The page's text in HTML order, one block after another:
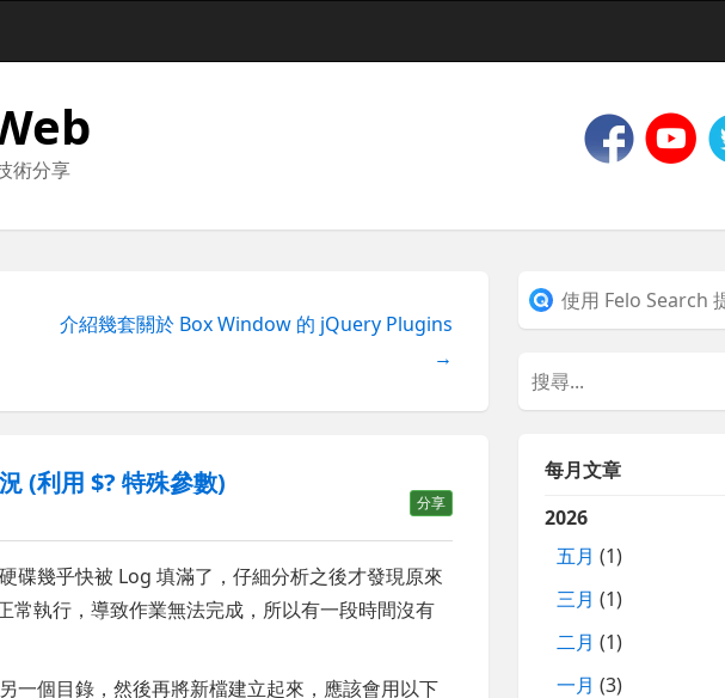
術分享
介紹幾套關於 Box Window 的 jQuery Plugins
→
(利用 $? 特殊參數)
分享
碟幾乎快被 Log 填滿了，仔細分析之後才發現原來
執行，導致作業無法完成，所以有一段時間沒有
一個目錄，然後再將新檔建立起來，應該會用以下
每月文章
2026
五月 (1)
三月 (1)
二月 (1)
一月 (3)